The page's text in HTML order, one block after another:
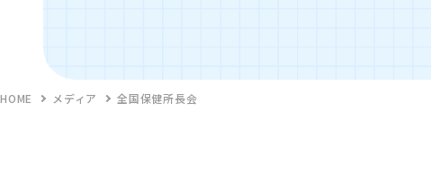
HOME メディア 全国保健所長会